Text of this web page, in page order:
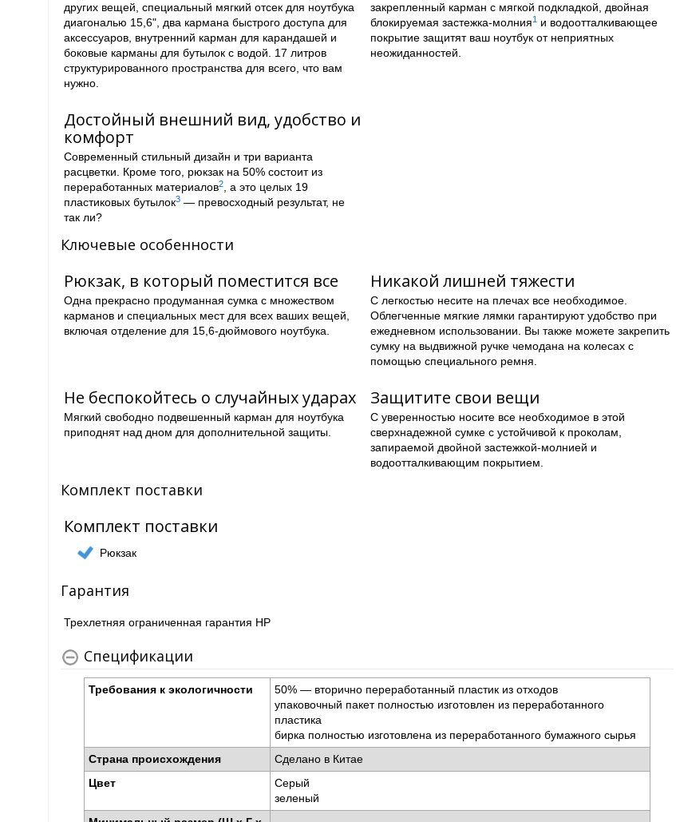
других вещей, специальный мягкий отсек для ноутбука
диагональю 15,6", два кармана быстрого доступа для
аксессуаров, внутренний карман для карандашей и
боковые карманы для бутылок с водой. 17 литров
структурированного пространства для всего, что вам
нужно.
закрепленный карман с мягкой подкладкой, двойная
блокируемая застежка-молния1 и водоотталкивающее
покрытие защитят ваш ноутбук от неприятных
неожиданностей.
Достойный внешний вид, удобство и
комфорт
Современный стильный дизайн и три варианта
расцветки. Кроме того, рюкзак на 50% состоит из
переработанных материалов2, а это целых 19
пластиковых бутылок3 — превосходный результат, не
так ли?
Ключевые особенности
Рюкзак, в который поместится все
Одна прекрасно продуманная сумка с множеством
карманов и специальных мест для всех ваших вещей,
включая отделение для 15,6-дюймового ноутбука.
Никакой лишней тяжести
С легкостью несите на плечах все необходимое.
Облегченные мягкие лямки гарантируют удобство при
ежедневном использовании. Вы также можете закрепить
сумку на выдвижной ручке чемодана на колесах с
помощью специального ремня.
Не беспокойтесь о случайных ударах
Мягкий свободно подвешенный карман для ноутбука
приподнят над дном для дополнительной защиты.
Защитите свои вещи
С уверенностью носите все необходимое в этой
сверхнадежной сумке с устойчивой к проколам,
запираемой двойной застежкой-молнией и
водоотталкивающим покрытием.
Комплект поставки
Комплект поставки
Рюкзак
Гарантия
Трехлетняя ограниченная гарантия HP
Спецификации
Требования к экологичности
50% — вторично переработанный пластик из отходов
упаковочный пакет полностью изготовлен из переработанного
пластика
бирка полностью изготовлена из переработанного бумажного сырья
Страна происхождения
Сделано в Китае
Цвет
Серый
зеленый